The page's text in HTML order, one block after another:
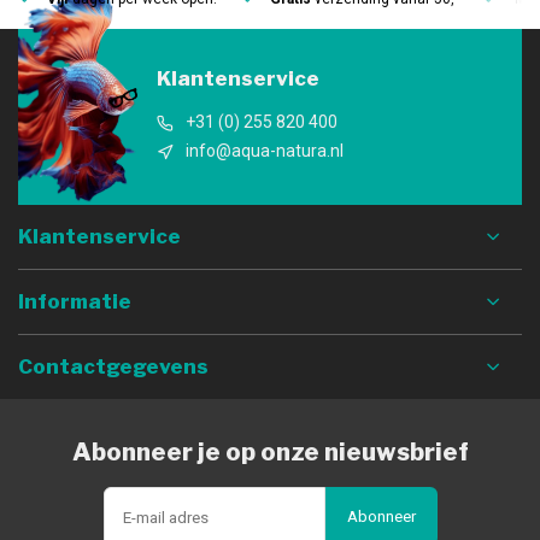
Klantenservice
+31 (0) 255 820 400
info@aqua-natura.nl
Klantenservice
Informatie
Contactgegevens
Abonneer je op onze nieuwsbrief
Abonneer